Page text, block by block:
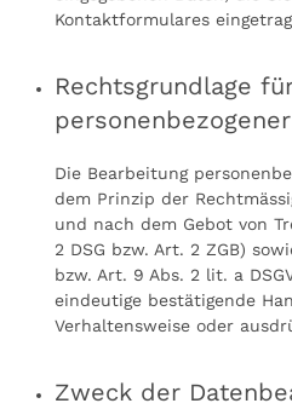
Kontaktformulares
Rechtsgrundlage
Die Bearbeitung
dem Prinzip der
und nach dem Gebot von
2 DSG bzw. Art. 2 ZGB)
bzw. Art. 9 Abs. 2 lit. a
eindeutige bestätigende
Verhaltensweise oder
Zweck der